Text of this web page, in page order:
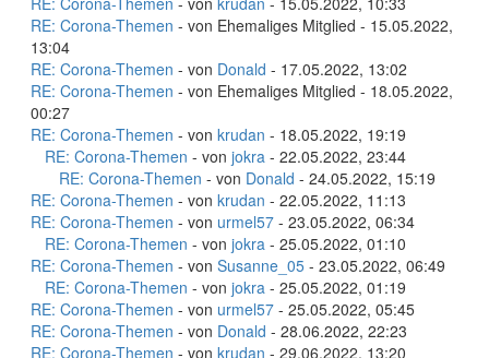
RE: Corona-Themen - von Ehemaliges Mitglied - 15.05.2022,
13:04
RE: Corona-Themen - von Donald - 17.05.2022, 13:02
RE: Corona-Themen - von Ehemaliges Mitglied - 18.05.2022,
00:27
RE: Corona-Themen - von krudan - 18.05.2022, 19:19
RE: Corona-Themen - von jokra - 22.05.2022, 23:44
RE: Corona-Themen - von Donald - 24.05.2022, 15:19
RE: Corona-Themen - von krudan - 22.05.2022, 11:13
RE: Corona-Themen - von urmel57 - 23.05.2022, 06:34
RE: Corona-Themen - von jokra - 25.05.2022, 01:10
RE: Corona-Themen - von Susanne_05 - 23.05.2022, 06:49
RE: Corona-Themen - von jokra - 25.05.2022, 01:19
RE: Corona-Themen - von urmel57 - 25.05.2022, 05:45
RE: Corona-Themen - von Donald - 28.06.2022, 22:23
RE: Corona-Themen - von krudan - 29.06.2022, 13:20